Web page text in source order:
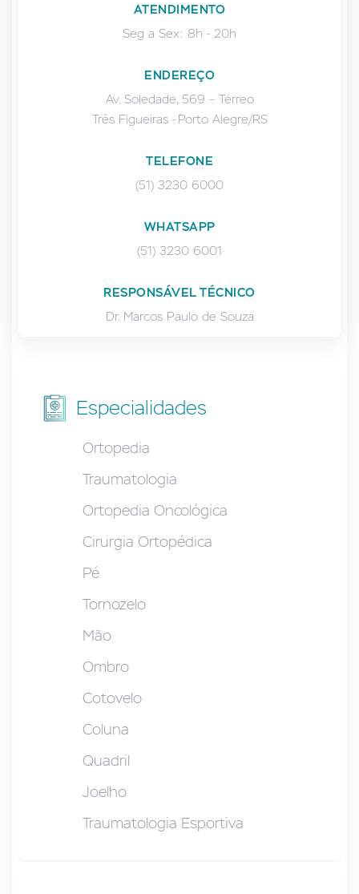
ATENDIMENTO
Seg a Sex: 8h - 20h
ENDEREÇO
Av. Soledade, 569 – Térreo
Três Figueiras - Porto Alegre/RS
TELEFONE
(51) 3230 6000
WHATSAPP
(51) 3230 6001
RESPONSÁVEL TÉCNICO
Dr. Marcos Paulo de Souza
Especialidades
Ortopedia
Traumatologia
Ortopedia Oncológica
Cirurgia Ortopédica
Pé
Tornozelo
Mão
Ombro
Cotovelo
Coluna
Quadril
Joelho
Traumatologia Esportiva